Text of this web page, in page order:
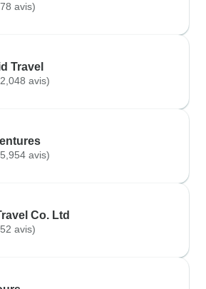
avis)
Travel
avis)
avis)
Co. Ltd
avis)